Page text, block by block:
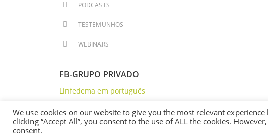
PODCASTS
TESTEMUNHOS
WEBINARS
FB-GRUPO PRIVADO
Linfedema em português
© 2026
We use cookies on our website to give you the most relevant
clicking “Accept All”, you consent to the use of ALL the cookies.
consent.